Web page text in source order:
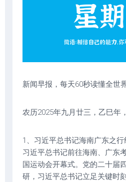
新闻早报，每天60秒读懂全世
农历2025年九月廿三，乙巳年
1、习近平总书记海南广东之行
习近平总书记前往海南、广东
国运动会开幕式。党的二十届
研，习近平总书记立足关键时